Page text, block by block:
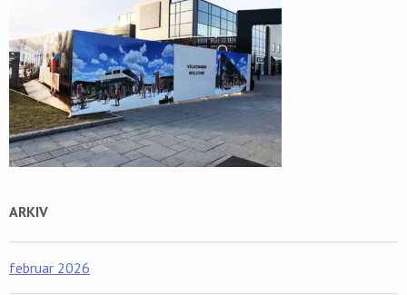
ARKIV
februar 2026